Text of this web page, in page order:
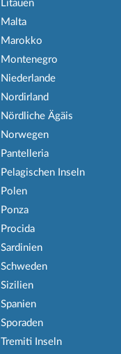
Litauen
Malta
Marokko
Montenegro
Niederlande
Nordirland
Nördliche Ägäis
Norwegen
Pantelleria
Pelagischen Inseln
Polen
Ponza
Procida
Sardinien
Schweden
Sizilien
Spanien
Sporaden
Tremiti Inseln